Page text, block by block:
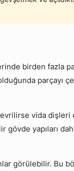
birden fazla
parçayı
vida
gövde yapıları
görülebilir.